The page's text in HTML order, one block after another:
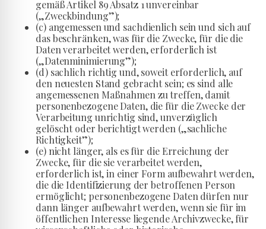
gemäß Artikel 89 Absatz 1 unvereinbar
(„Zweckbindung”);
(c) angemessen und sachdienlich sein und sich auf
das beschränken, was für die Zwecke, für die die
Daten verarbeitet werden, erforderlich ist
(„Datenminimierung”);
(d) sachlich richtig und, soweit erforderlich, auf
den neuesten Stand gebracht sein; es sind alle
angemessenen Maßnahmen zu treffen, damit
personenbezogene Daten, die für die Zwecke der
Verarbeitung unrichtig sind, unverzüglich
gelöscht oder berichtigt werden („sachliche
Richtigkeit”);
(e) nicht länger, als es für die Erreichung der
Zwecke, für die sie verarbeitet werden,
erforderlich ist, in einer Form aufbewahrt werden,
die die Identifizierung der betroffenen Person
ermöglicht; personenbezogene Daten dürfen nur
dann länger aufbewahrt werden, wenn sie für im
öffentlichen Interesse liegende Archivzwecke, für